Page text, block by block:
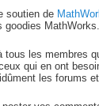
soutien de
goodies MathWorks.
tous les membres
qui en ont
les forums